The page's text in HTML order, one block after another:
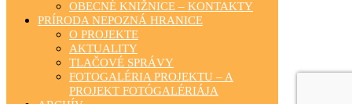
OBECNÉ KNIŽNICE – KONTAKTY
PRÍRODA NEPOZNÁ HRANICE
O PROJEKTE
AKTUALITY
TLAČOVÉ SPRÁVY
FOTOGALÉRIA PROJEKTU – A
PROJEKT FOTÓGALÉRIÁJA